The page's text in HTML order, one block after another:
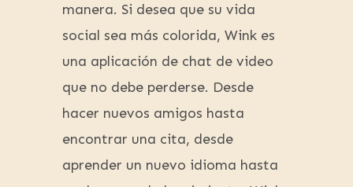
manera. Si desea que su vida
social sea más colorida, Wink es
una aplicación de chat de video
que no debe perderse. Desde
hacer nuevos amigos hasta
encontrar una cita, desde
aprender un nuevo idioma hasta